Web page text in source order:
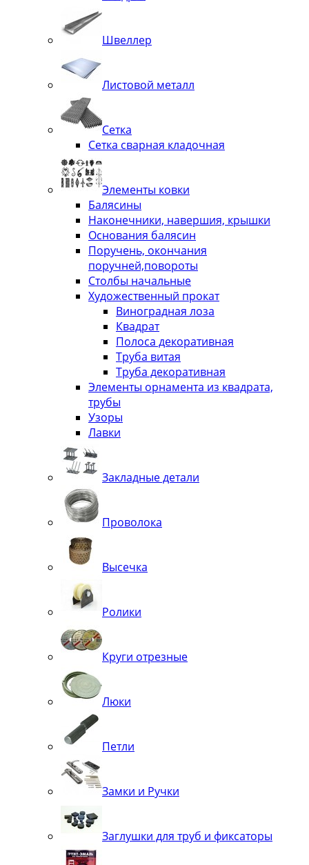
Швеллер
Листовой металл
Сетка
Сетка сварная кладочная
Элементы ковки
Балясины
Наконечники, навершия, крышки
Основания балясин
Поручень, окончания
поручней,повороты
Столбы начальные
Художественный прокат
Виноградная лоза
Квадрат
Полоса декоративная
Труба витая
Труба декоративная
Элементы орнамента из квадрата,
трубы
Узоры
Лавки
Закладные детали
Проволока
Высечка
Ролики
Круги отрезные
Люки
Петли
Замки и Ручки
Заглушки для труб и фиксаторы